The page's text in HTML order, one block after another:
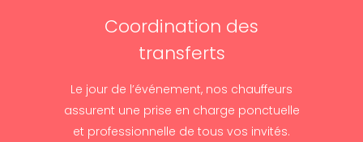
Coordination des
transferts
Le jour de l’événement, nos chauffeurs
assurent une prise en charge ponctuelle
et professionnelle de tous vos invités.